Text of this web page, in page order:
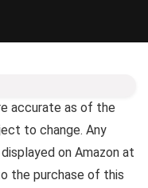
accurate as of the
to change. Any
on Amazon at
the purchase of this